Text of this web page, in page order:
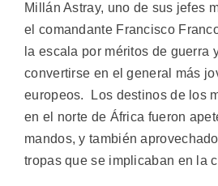
Millán Astray, uno de sus jefes
el comandante Francisco
la escala por méritos de guerra
convertirse en el general más
europeos. Los destinos de los
en el norte de África fueron
mandos, y también
tropas que se implicaban en la